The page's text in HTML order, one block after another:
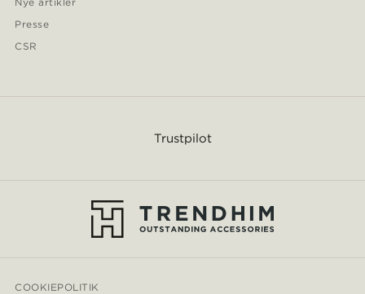
Presse
CSR
Trustpilot
COOKIEPOLITIK